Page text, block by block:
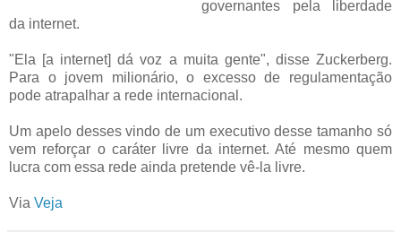
governantes pela liberdade
da internet.
"Ela [a internet] dá voz a muita gente", disse Zuckerberg.
Para o jovem milionário, o excesso de regulamentação
pode atrapalhar a rede internacional.
Um apelo desses vindo de um executivo desse tamanho só
vem reforçar o caráter livre da internet. Até mesmo quem
lucra com essa rede ainda pretende vê-la livre.
Via Veja